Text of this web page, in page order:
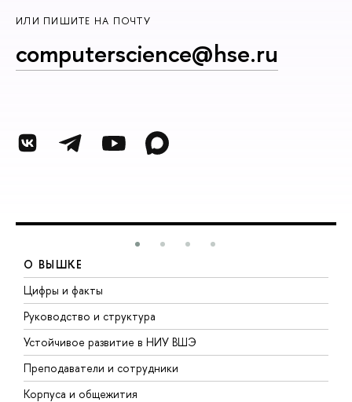
ИЛИ ПИШИТЕ НА ПОЧТУ
computerscience@hse.ru
О ВЫШКЕ
Цифры и факты
Руководство и структура
Устойчивое развитие в НИУ ВШЭ
Преподаватели и сотрудники
Корпуса и общежития